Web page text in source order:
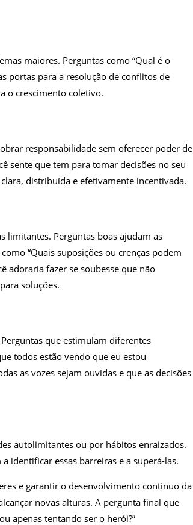
maiores. Perguntas como “Qual é o
portas para a resolução de conflitos de
o crescimento coletivo.
responsabilidade sem oferecer poder de
sente que tem para tomar decisões no seu
distribuída e efetivamente incentivada.
limitantes. Perguntas boas ajudam as
“Quais suposições ou crenças podem
adoraria fazer se soubesse que não
soluções.
que estimulam diferentes
todos estão vendo que eu estou
as vozes sejam ouvidas e que as decisões
autolimitantes ou por hábitos enraizados.
identificar essas barreiras e a superá-las.
e garantir o desenvolvimento contínuo da
novas alturas. A pergunta final que
apenas tentando ser o herói?”